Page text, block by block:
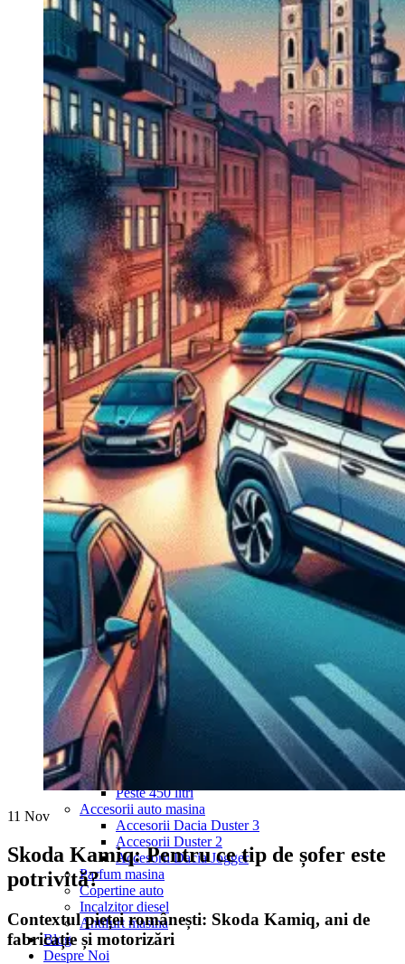
Navigatie Duster 2011
Navigatie Duster 2019
Audi
Navigatie Audi A3 8p
Navigatie Audi A4
Navigatie Audi A4 B6
Navigatie Audi A4 B7
Navigatie Audi A4 B8
Navigatie Audi A5
Navigatie Audi A6 C5
Navigatie Audi A6 C6
Navigatie Audi A6 C7
Navigatie Audi Q5
Ford
Navigație Ford Fiesta
Navigație Ford Focus 1
Navigație Ford Focus 2
Navigație Ford Focus MK3
Navigație Ford Mondeo MK3
Navigație Ford Mondeo MK4
Navigație Ford Transit
Mercedes
Navigație Mercedes C Class W203
Navigație Mercedes C Class W204
Navigație Mercedes W203
Navigație Mercedes W204
Navigație Mercedes W211
Navigație Mercedes Sprinter
Passat
Navigație Passat B5
Navigație Passat B5 5
Navigație Passat B6
Navigație Passat B7
Navigație Passat B8
Navigație Passat CC
Skoda
Navigație Skoda Fabia 1
Navigație Skoda Fabia 2
Navigație Skoda Octavia 1
Navigație Skoda Octavia 2
Navigație Skoda Octavia 3
Navigație Skoda Rapid
Navigație Skoda Superb 1
Navigație Skoda Superb 2
Navigație Toyota Avensis T25
Portbagaj Plafon Auto
Sub 350 Litri
Peste 350 Litri
Peste 450 litri
Accesorii auto masina
Accesorii Dacia Duster 3
Accesorii Duster 2
Accesorii Dacia Jogger
Parfum masina
Copertine auto
Incalzitor diesel
Antifurt masina
Blog
Despre Noi
11 Nov
Skoda Kamiq: Pentru ce tip de șofer este
potrivită?
Contextul pieței românești: Skoda Kamiq, ani de
fabricație și motorizări